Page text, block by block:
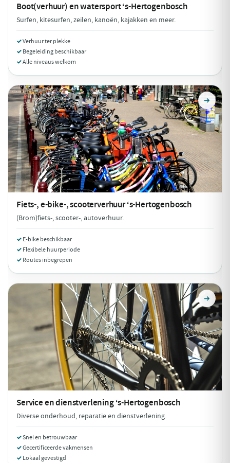
Boot(verhuur) en watersport‘s-Hertogenbosch
Surfen, kitesurfen, zeilen, kanoën, kajakken en meer.
Verhuur ter plekke
Begeleiding beschikbaar
Alle niveaus welkom
Fiets-, e-bike-, scooterverhuur‘s-Hertogenbosch
(Brom)fiets-, scooter-, autoverhuur.
E-bike beschikbaar
Flexibele huurperiode
Routes inbegrepen
Service en dienstverlening‘s-Hertogenbosch
Diverse onderhoud, reparatie en dienstverlening.
Snel en betrouwbaar
Gecertificeerde vakmensen
Lokaal gevestigd